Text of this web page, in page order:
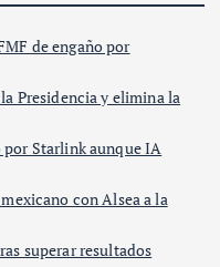
de engaño por
Presidencia y elimina la
por Starlink aunque IA
con Alsea a la
superar resultados